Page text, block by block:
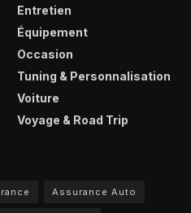
Entretien
Équipement
Occasion
Tuning & Personnalisation
Voiture
Voyage & Road Trip
Assurance Auto